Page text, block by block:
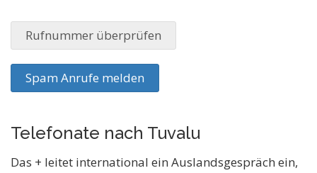
Rufnummer überprüfen
Spam Anrufe melden
Telefonate nach Tuvalu
Das + leitet international ein Auslandsgespräch ein,